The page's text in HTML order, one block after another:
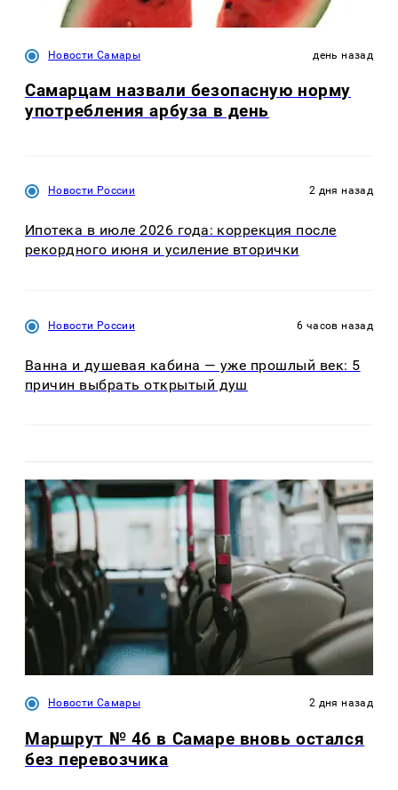
Новости Самары день назад
Самарцам назвали безопасную норму
употребления арбуза в день
Новости России 2 дня назад
Ипотека в июле 2026 года: коррекция после
рекордного июня и усиление вторички
Новости России 6 часов назад
Ванна и душевая кабина — уже прошлый век: 5
причин выбрать открытый душ
Новости Самары 2 дня назад
Маршрут № 46 в Самаре вновь остался
без перевозчика